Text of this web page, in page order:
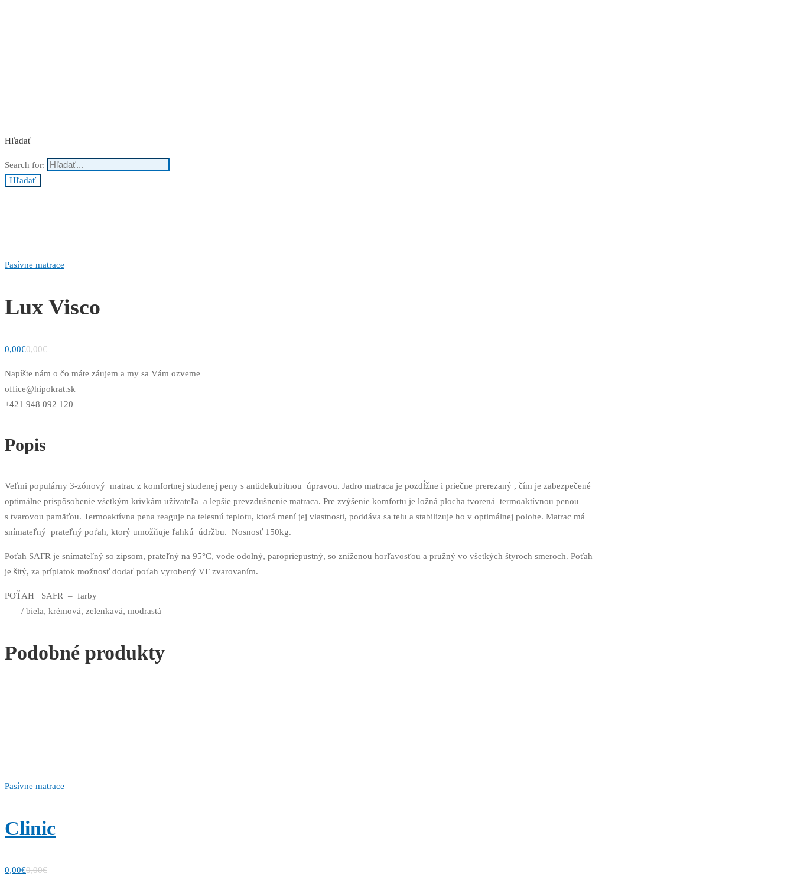
Hľadať
Search for:
Hľadať
Pasívne matrace
Lux Visco
0,00€0,00€
Napíšte nám o čo máte záujem a my sa Vám ozveme
office@hipokrat.sk
+421 948 092 120
Popis
Veľmi populárny 3-zónový matrac z komfortnej studenej peny s antidekubitnou úpravou. Jadro matraca je pozdĺžne i priečne prerezaný , čím je zabezpečené
optimálne prispôsobenie všetkým krivkám užívateľa a lepšie prevzdušnenie matraca. Pre zvýšenie komfortu je ložná plocha tvorená termoaktívnou penou
s tvarovou pamäťou. Termoaktívna pena reaguje na telesnú teplotu, ktorá mení jej vlastnosti, poddáva sa telu a stabilizuje ho v optimálnej polohe. Matrac má
snímateľný prateľný poťah, ktorý umožňuje ľahkú údržbu. Nosnosť 150kg.
Poťah SAFR je snímateľný so zipsom, prateľný na 95°C, vode odolný, paropriepustný, so zníženou horľavosťou a pružný vo všetkých štyroch smeroch. Poťah
je šitý, za príplatok možnosť dodať poťah vyrobený VF zvarovaním.
POŤAH SAFR – farby
/ biela, krémová, zelenkavá, modrastá
Podobné produkty
Pasívne matrace
Clinic
0,00€0,00€